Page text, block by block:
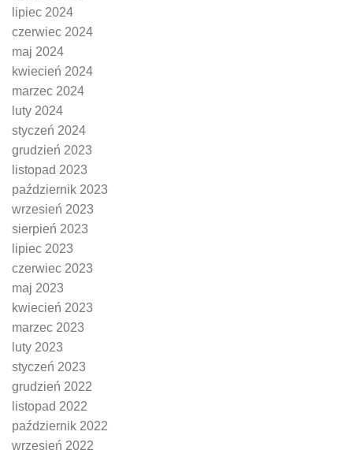
lipiec 2024
czerwiec 2024
maj 2024
kwiecień 2024
marzec 2024
luty 2024
styczeń 2024
grudzień 2023
listopad 2023
październik 2023
wrzesień 2023
sierpień 2023
lipiec 2023
czerwiec 2023
maj 2023
kwiecień 2023
marzec 2023
luty 2023
styczeń 2023
grudzień 2022
listopad 2022
październik 2022
wrzesień 2022